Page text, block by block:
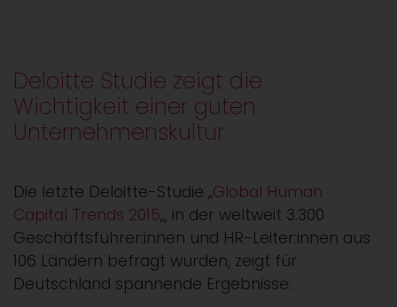
Deloitte Studie zeigt die
Wichtigkeit einer guten
Unternehmenskultur
Die letzte Deloitte-Studie „Global Human
Capital Trends 2015„, in der weltweit 3.300
Geschäftsführer:innen und HR-Leiter:innen aus
106 Ländern befragt wurden, zeigt für
Deutschland spannende Ergebnisse: